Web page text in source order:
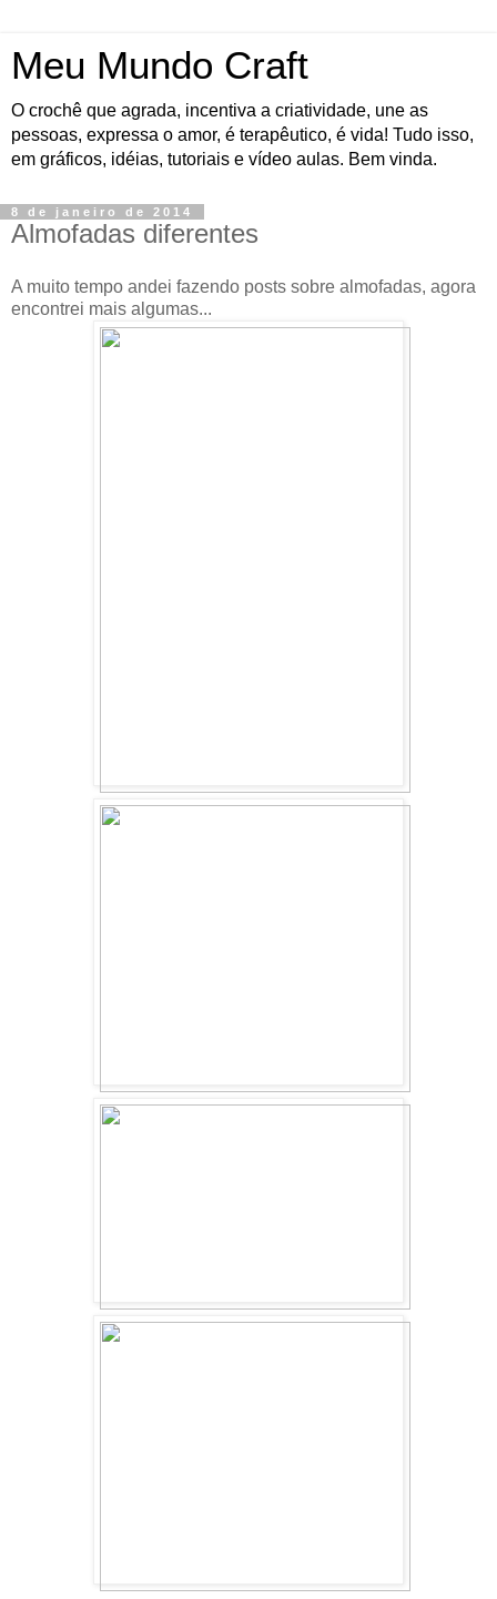
Meu Mundo Craft
O crochê que agrada, incentiva a criatividade, une as
pessoas, expressa o amor, é terapêutico, é vida! Tudo isso,
em gráficos, idéias, tutoriais e vídeo aulas. Bem vinda.
8 de janeiro de 2014
Almofadas diferentes
A muito tempo andei fazendo posts sobre almofadas, agora
encontrei mais algumas...